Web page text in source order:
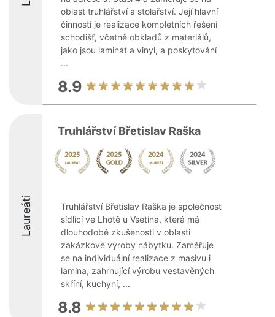
oblast truhlářství a stolařství. Její hlavní
činností je realizace kompletních řešení
schodišť, včetně obkladů z materiálů,
jako jsou laminát a vinyl, a poskytování
...
8.9
Laureáti
Truhlářství Břetislav Raška
Truhlářství Břetislav Raška je společnost
sídlící ve Lhotě u Vsetína, která má
dlouhodobé zkušenosti v oblasti
zakázkové výroby nábytku. Zaměřuje
se na individuální realizace z masivu i
lamina, zahrnující výrobu vestavěných
skříní, kuchyní, ...
8.8